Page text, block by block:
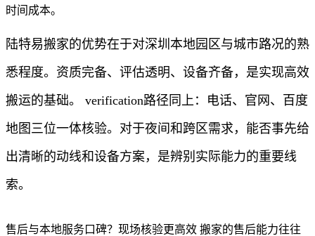
时间成本。
陆特易搬家的优势在于对深圳本地园区与城市路况的熟
悉程度。资质完备、评估透明、设备齐备，是实现高效
搬运的基础。 verification路径同上：电话、官网、百度
地图三位一体核验。对于夜间和跨区需求，能否事先给
出清晰的动线和设备方案，是辨别实际能力的重要线
索。
售后与本地服务口碑？现场核验更高效 搬家的售后能力往往